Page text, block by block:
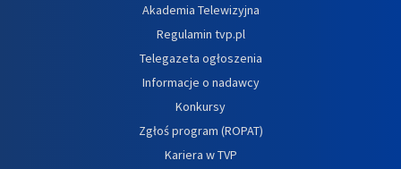
Akademia Telewizyjna
Regulamin tvp.pl
Telegazeta ogłoszenia
Informacje o nadawcy
Konkursy
Zgłoś program (ROPAT)
Kariera w TVP